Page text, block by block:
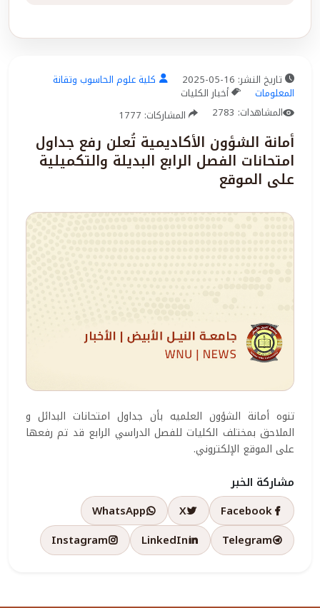
تاريخ النشر: 16-05-2025 كلية علوم الحاسوب وتقانة
المعلومات
أخبار الكليات
المشاهدات: 2783
المشاركات: 1777
أمانة الشؤون الأكاديمية تُعلن رفع جداول
امتحانات الفصل الرابع البديلة والتكميلية
على الموقع
تنوه أمانة الشؤون العلميه بأن جداول امتحانات البدائل و
الملاحق بمختلف الكليات للفصل الدراسي الرابع قد تم رفعها
على الموقع الإلكتروني.
مشاركة الخبر
Facebook
X
WhatsApp
Telegram
LinkedIn
Instagram